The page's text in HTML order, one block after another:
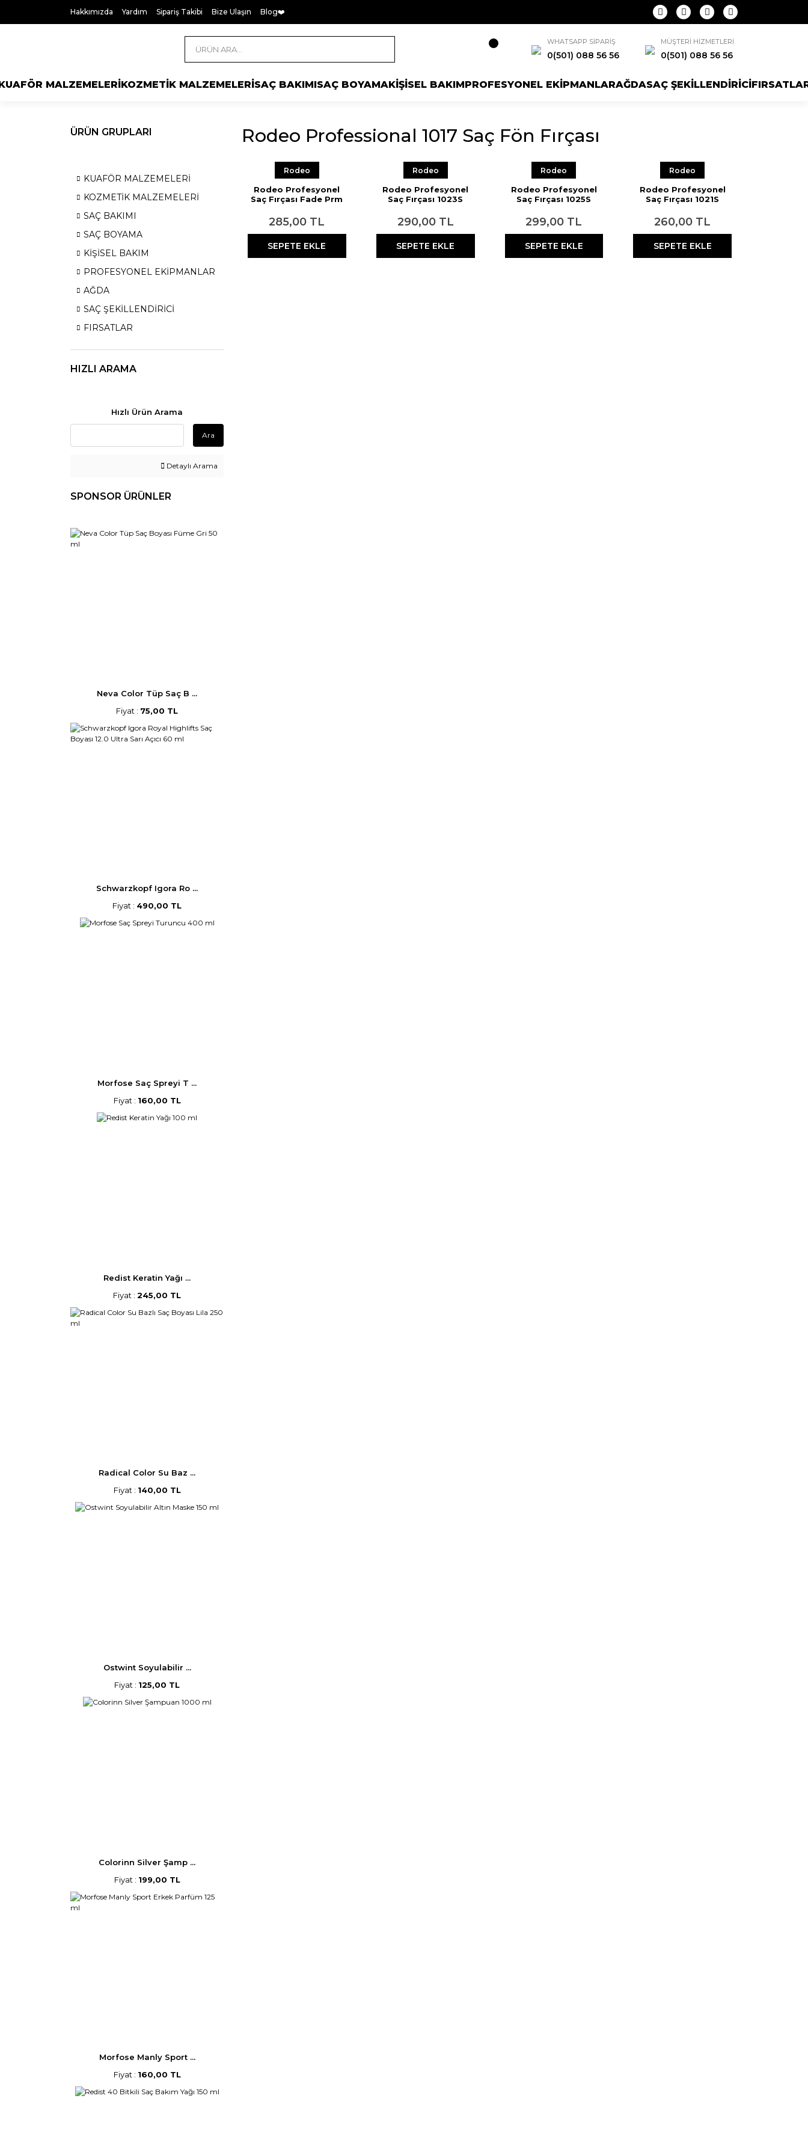
Hakkımızda Yardım Sipariş Takibi Bize Ulaşın Blog❤️
WHATSAPP SİPARİŞ
0(501) 088 56 56
MÜŞTERİ HİZMETLERİ
0(501) 088 56 56
MALZEMELERİKOZMETİK MALZEMELERİSAÇ BAKIMISAÇ BOYAMAKİŞİSEL BAKIMPROFESYONEL EKİPMANLARAĞDASAÇ ŞEKİLLENDİRİCİ
ÜRÜN GRUPLARI
KUAFÖR MALZEMELERİ
KOZMETİK MALZEMELERİ
SAÇ BAKIMI
SAÇ BOYAMA
KİŞİSEL BAKIM
PROFESYONEL EKİPMANLAR
AĞDA
SAÇ ŞEKİLLENDİRİCİ
FIRSATLAR
HIZLI ARAMA
Hızlı Ürün Arama
Ara
Detaylı Arama
SPONSOR ÜRÜNLER
Neva Color Tüp Saç B ...
Fiyat : 75,00 TL
Schwarzkopf Igora Ro ...
Fiyat : 490,00 TL
Morfose Saç Spreyi T ...
Fiyat : 160,00 TL
Redist Keratin Yağı ...
Fiyat : 245,00 TL
Radical Color Su Baz ...
Fiyat : 140,00 TL
Ostwint Soyulabilir ...
Fiyat : 125,00 TL
Colorinn Silver Şamp ...
Fiyat : 199,00 TL
Morfose Manly Sport ...
Fiyat : 160,00 TL
Rodeo Professional 1017 Saç Fön Fırçası
Rodeo
Rodeo Profesyonel
Saç Fırçası Fade Prm
285,00 TL
SEPETE EKLE
Rodeo
Rodeo Profesyonel
Saç Fırçası 1023S
290,00 TL
SEPETE EKLE
Rodeo
Rodeo Profesyonel
Saç Fırçası 1025S
299,00 TL
SEPETE EKLE
Rodeo
Rodeo Profesyonel
Saç Fırçası 1021S
260,00 TL
SEPETE EKLE